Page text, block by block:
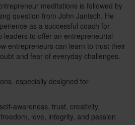
meditations is followed by
question from John Jantsch. He
as a successful coach for
leaders to offer an entrepreneurial
entrepreneurs can learn to trust their
and fear of everyday challenges.
especially designed for
awareness, trust, creativity,
love, integrity, and passion